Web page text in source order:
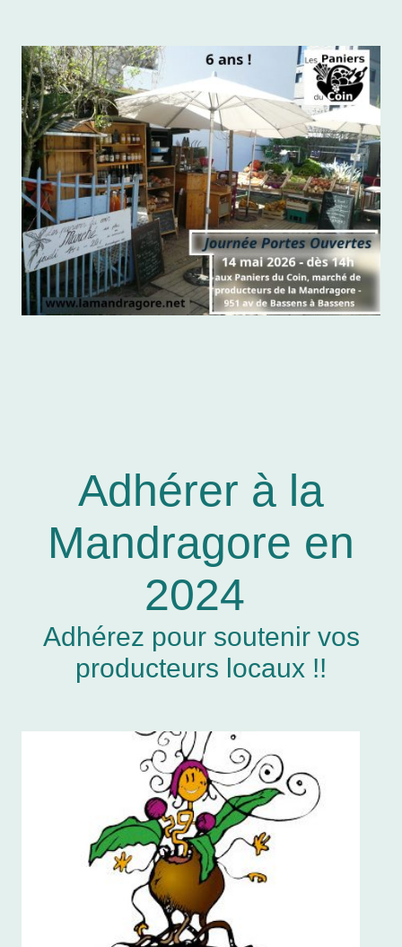
Adhérer à la
Mandragore en
2024
Adhérez pour soutenir vos
producteurs locaux !!